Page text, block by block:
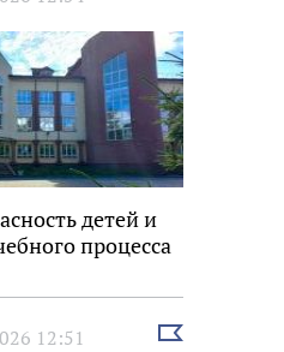
детей и
процесса
12:51
Выбрать